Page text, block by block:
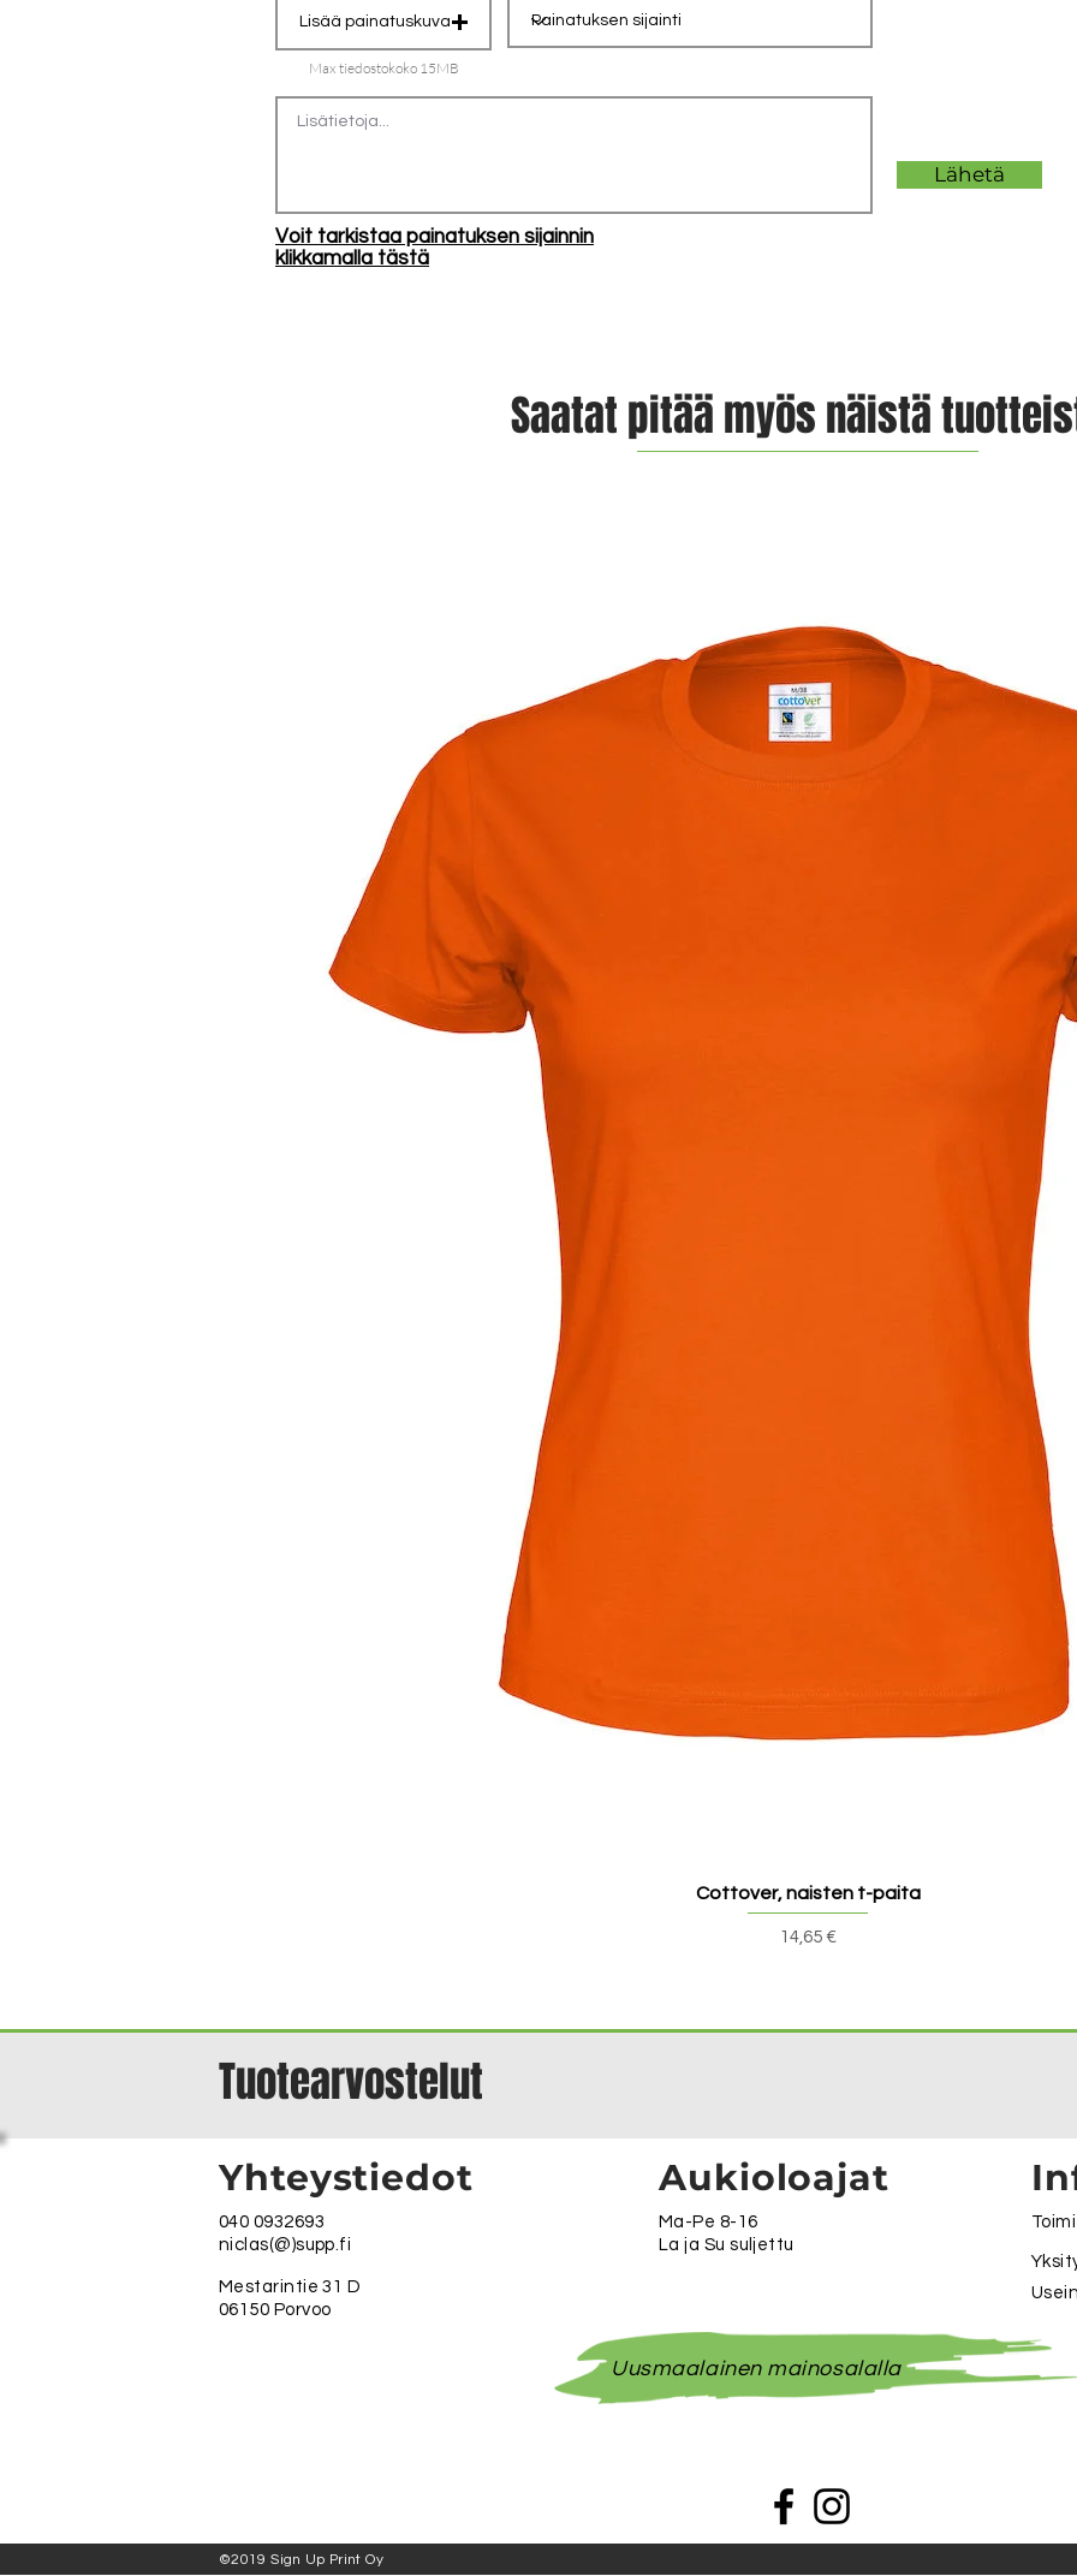
Lisää painatuskuva
Max tiedostokoko 15MB
Voit tarkistaa painatuksen sijainnin
klikkamalla tästä
Lähetä
Saatat pitää myös näistä
Cottover, naisten t-paita
Hinta
14,65 €
Tuotearvostelut
Yhteystiedot Aukioloajat
040 0932693
niclas(@)supp.fi
Mestarintie 31 D
06150 Porvoo
Ma-Pe 8-16
La ja Su suljettu
Uusmaalainen mainosalalla
©2019 Sign Up Print Oy